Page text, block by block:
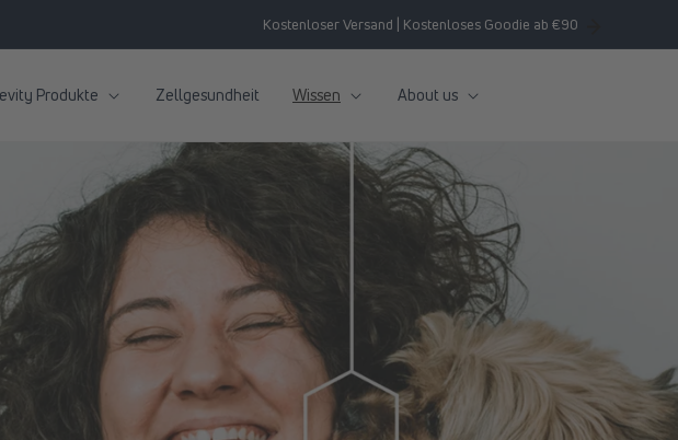
Kostenloser Versand | Kostenloses Goodie ab €90
Produkte Zellgesundheit Wissen About us